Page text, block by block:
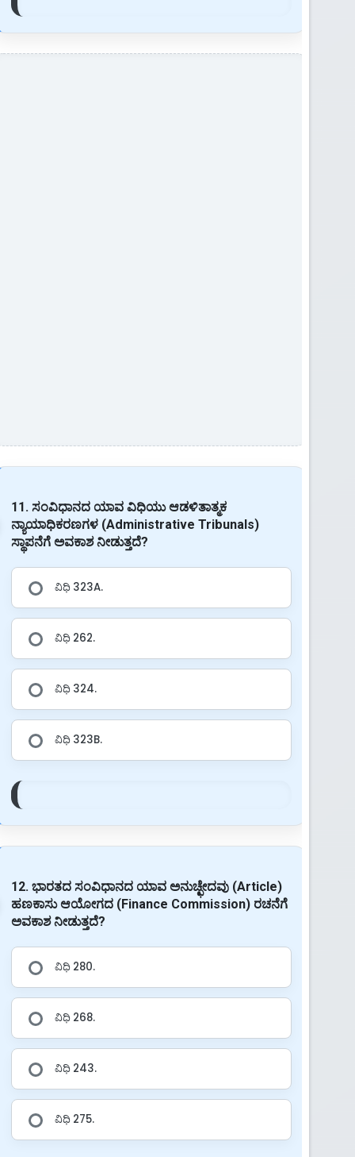
11. ಸಂವಿಧಾನದ ಯಾವ ವಿಧಿಯು ಆಡಳಿತಾತ್ಮಕ
ನ್ಯಾಯಾಧಿಕರಣಗಳ (Administrative Tribunals)
ಸ್ಥಾಪನೆಗೆ ಅವಕಾಶ ನೀಡುತ್ತದೆ?
ವಿಧಿ 323A.
ವಿಧಿ 262.
ವಿಧಿ 324.
ವಿಧಿ 323B.
12. ಭಾರತದ ಸಂವಿಧಾನದ ಯಾವ ಅನುಚ್ಛೇದವು (Article)
ಹಣಕಾಸು ಆಯೋಗದ (Finance Commission) ರಚನೆಗೆ
ಅವಕಾಶ ನೀಡುತ್ತದೆ?
ವಿಧಿ 280.
ವಿಧಿ 268.
ವಿಧಿ 243.
ವಿಧಿ 275.